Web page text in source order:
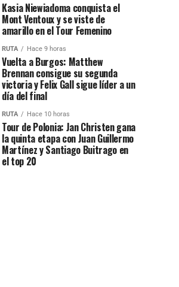
Kasia Niewiadoma conquista el
Mont Ventoux y se viste de
amarillo en el Tour Femenino
RUTA Hace 9 horas
Vuelta a Burgos: Matthew
Brennan consigue su segunda
victoria y Felix Gall sigue líder a un
día del final
RUTA Hace 10 horas
Tour de Polonia: Jan Christen gana
la quinta etapa con Juan Guillermo
Martínez y Santiago Buitrago en
el top 20